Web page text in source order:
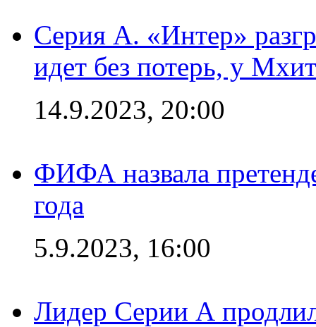
Серия А. «Интер»
идет без потерь, у
14.9.2023, 20:00
ФИФА назвала
года
5.9.2023, 16:00
Лидер Серии А